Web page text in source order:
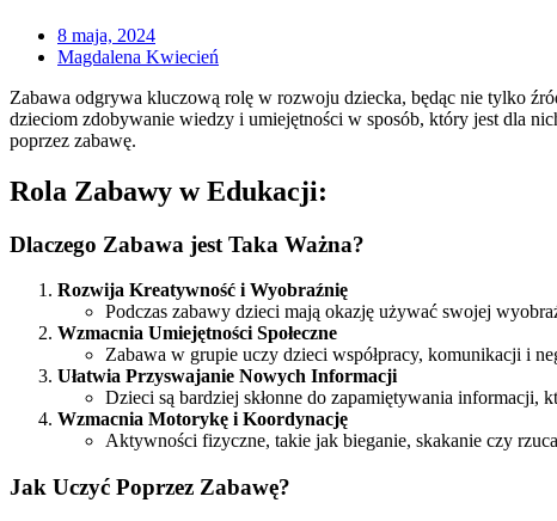
8 maja, 2024
Magdalena Kwiecień
Zabawa odgrywa kluczową rolę w rozwoju dziecka, będąc nie tylko
dzieciom zdobywanie wiedzy i umiejętności w sposób, który jest dla
poprzez zabawę.
Rola Zabawy w Edukacji:
Dlaczego Zabawa jest Taka Ważna?
Rozwija Kreatywność i Wyobraźnię
Podczas zabawy dzieci mają okazję używać swojej
Wzmacnia Umiejętności Społeczne
Zabawa w grupie uczy dzieci współpracy, komunikacji i
Ułatwia Przyswajanie Nowych Informacji
Dzieci są bardziej skłonne do zapamiętywania informacji,
Wzmacnia Motorykę i Koordynację
Aktywności fizyczne, takie jak bieganie, skakanie czy
Jak Uczyć Poprzez Zabawę?